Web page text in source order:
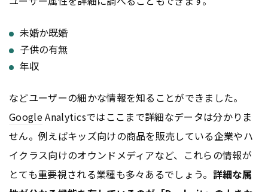
未婚か既婚
子供の有無
年収
などユーザーの細かな情報を知ることができました。
GoogleAnalyticsではここまで詳細なデータは分かりま
せん。例えばキッズ向けの商品を販売している企業やハ
イクラス向けのオウンドメディアなど、これらの情報が
とても重要視される業種も多々あるでしょう。 詳細な属